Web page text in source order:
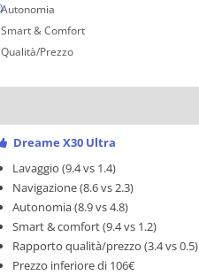
Autonomia
Smart & Comfort
Qualità/Prezzo
Dreame X30 Ultra
Lavaggio (9.4 vs 1.4)
Navigazione (8.6 vs 2.3)
Autonomia (8.9 vs 4.8)
Smart & comfort (9.4 vs 1.2)
Rapporto qualità/prezzo (3.4 vs 0.5)
Prezzo inferiore di 106€